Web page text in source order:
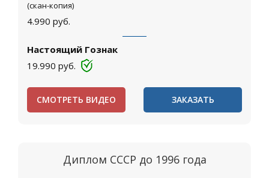
(скан-копия)
4.990 руб.
Настоящий Гознак
19.990 руб.
СМОТРЕТЬ ВИДЕО ЗАКАЗАТЬ
Диплом СССР до 1996 года